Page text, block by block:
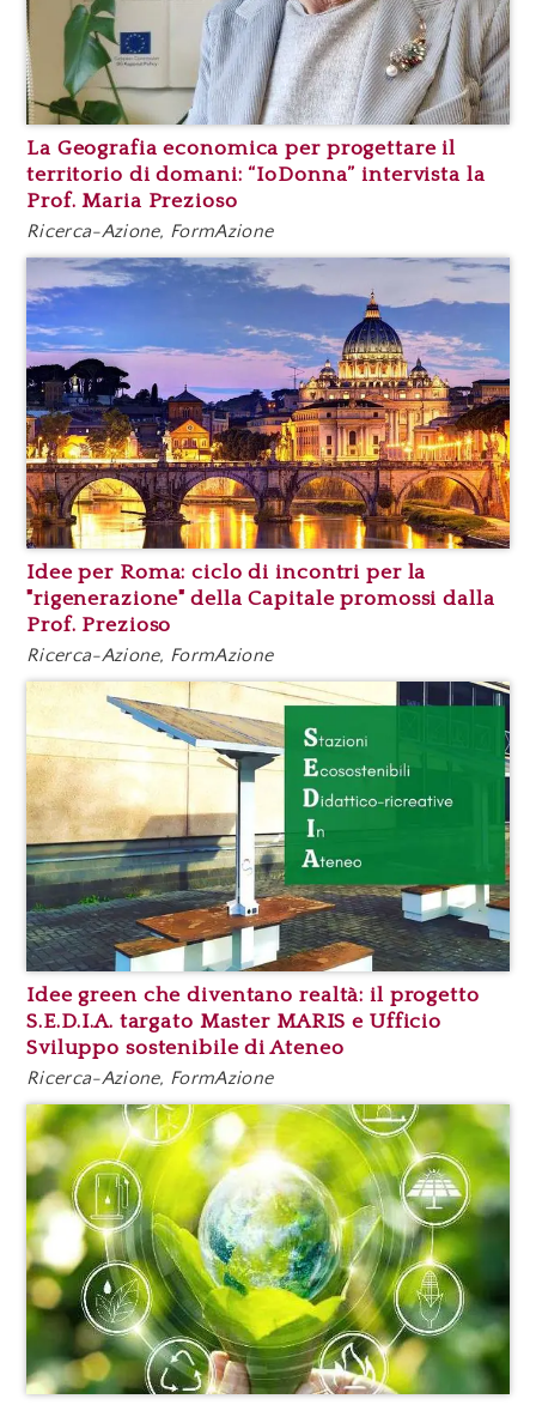
La Geografia economica per progettare il
territorio di domani: “IoDonna” intervista la
Prof. Maria Prezioso
Ricerca-Azione, FormAzione
Idee per Roma: ciclo di incontri per la
"rigenerazione" della Capitale promossi dalla
Prof. Prezioso
Ricerca-Azione, FormAzione
Idee green che diventano realtà: il progetto
S.E.D.I.A. targato Master MARIS e Ufficio
Sviluppo sostenibile di Ateneo
Ricerca-Azione, FormAzione